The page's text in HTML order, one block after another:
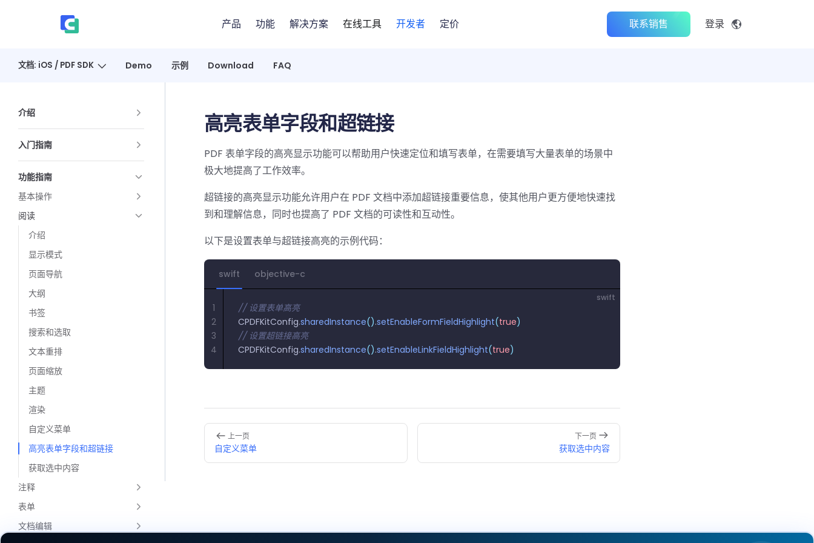
Skip to content 产品 功能 解决方案 在线工具 开发者 定价 联系销售 登录
文档: iOS / PDF SDK Demo 示例 Download FAQ
介绍
入门指南
功能指南
基本操作
阅读
介绍
显示模式
页面导航
大纲
书签
搜索和选取
文本重排
页面缩放
主题
渲染
自定义菜单
高亮表单字段和超链接
获取选中内容
注释
表单
文档编辑
高亮表单字段和超链接
PDF 表单字段的高亮显示功能可以帮助用户快速定位和填写表单，在需要填写大量表单的场景中
极大地提高了工作效率。
超链接的高亮显示功能允许用户在 PDF 文档中添加超链接重要信息，使其他用户更方便地快速找
到和理解信息，同时也提高了 PDF 文档的可读性和互动性。
以下是设置表单与超链接高亮的示例代码：
swift objective-c
swift
// 设置表单高亮
CPDFKitConfig.sharedInstance().setEnableFormFieldHighlight(true)
// 设置超链接高亮
CPDFKitConfig.sharedInstance().setEnableLinkFieldHighlight(true)
1
2
3
4
Pager上一页
自定义菜单
下一页
获取选中内容